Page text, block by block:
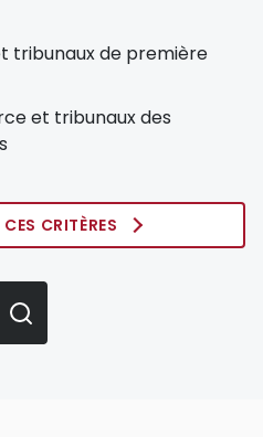
tribunaux de première
et tribunaux des
CRITÈRES